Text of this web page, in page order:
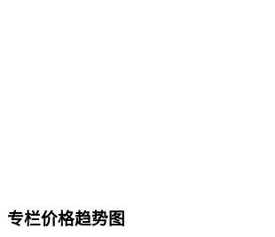
专栏价格趋势图